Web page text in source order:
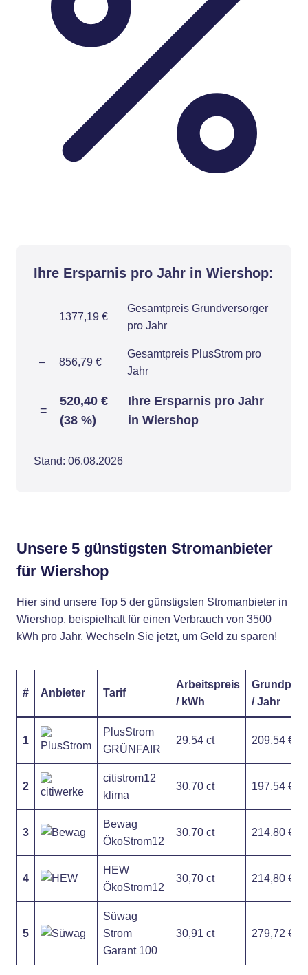
Ihre Ersparnis pro Jahr in Wiershop:
1377,19 €
Gesamtpreis Grundversorger
pro Jahr
– 856,79 €
Gesamtpreis PlusStrom pro
Jahr
=
520,40 €
(38 %)
Ihre Ersparnis pro Jahr
in Wiershop
Stand: 06.08.2026
Unsere 5 günstigsten Stromanbieter
für Wiershop
Hier sind unsere Top 5 der günstigsten Stromanbieter in
Wiershop, beispielhaft für einen Verbrauch von 3500
kWh pro Jahr. Wechseln Sie jetzt, um Geld zu sparen!
# Anbieter Tarif
Arbeitspreis
/ kWh
/ Jahr
1
PlusStrom
GRÜNFAIR
29,54 ct 209,54 €
2
citistrom12
klima
30,70 ct 197,54 €
3
Bewag
ÖkoStrom12
30,70 ct 214,80 €
4
HEW
ÖkoStrom12
30,70 ct 214,80 €
5
Süwag
Strom
Garant 100
30,91 ct 279,72 €